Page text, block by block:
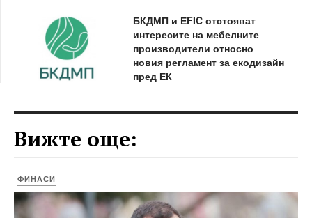
БКДМП и ЕFIC отстояват
интересите на мебелните
производители относно
новия регламент за екодизайн
пред ЕК
Вижте още:
ФИНАСИ